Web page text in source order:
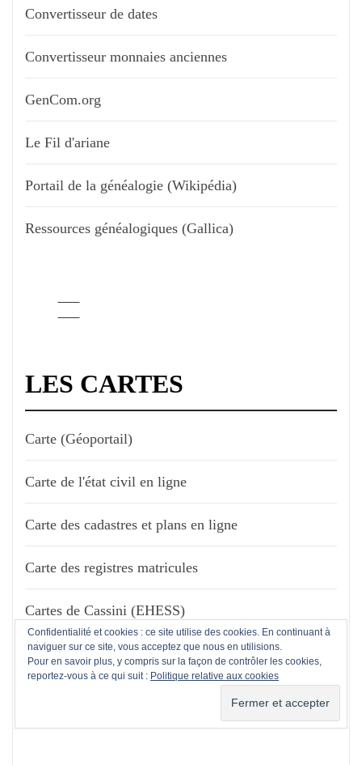
Convertisseur de dates
Convertisseur monnaies anciennes
GenCom.org
Le Fil d'ariane
Portail de la généalogie (Wikipédia)
Ressources généalogiques (Gallica)
LES CARTES
Carte (Géoportail)
Carte de l'état civil en ligne
Carte des cadastres et plans en ligne
Carte des registres matricules
Cartes de Cassini (EHESS)
Cartes de Cassini (Légendes)
Confidentialité et cookies : ce site utilise des cookies. En continuant à
naviguer sur ce site, vous acceptez que nous en utilisions.
Pour en savoir plus, y compris sur la façon de contrôler les cookies,
reportez-vous à ce qui suit : Politique relative aux cookies